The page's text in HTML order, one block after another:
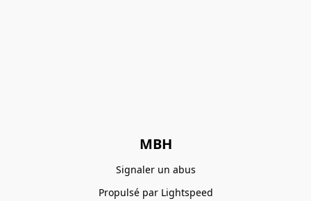
MBH
Signaler un abus
Propulsé par Lightspeed